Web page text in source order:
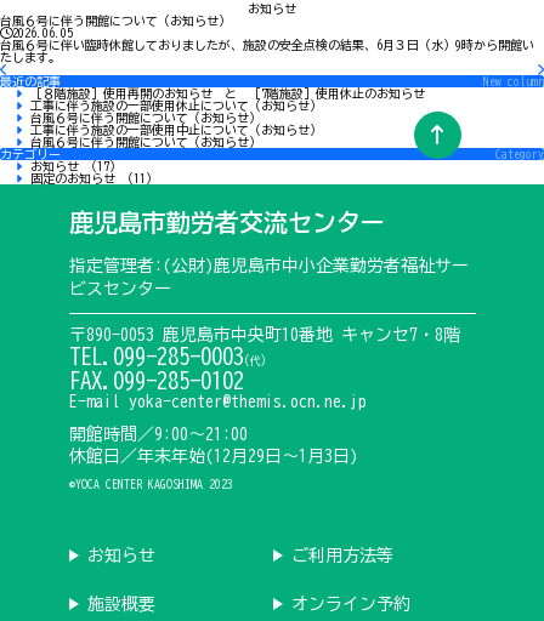
お知らせ
台風６号に伴う開館について（お知らせ）
2026.06.05
台風６号に伴い臨時休館しておりましたが、施設の安全点検の結果、6月３日（水）9時から開館い
たします。
最近の記事
New column
［８階施設］使用再開のお知らせ と ［7階施設］使用休止のお知らせ
工事に伴う施設の一部使用休止について（お知らせ）
台風６号に伴う開館について（お知らせ）
工事に伴う施設の一部使用中止について（お知らせ）
台風６号に伴う開館について（お知らせ）
カテゴリー
Category
お知らせ （17）
固定のお知らせ （11）
鹿児島市勤労者交流センター
指定管理者:(公財)鹿児島市中小企業勤労者福祉サー
ビスセンター
〒890-0053 鹿児島市中央町10番地 キャンセ7・8階
TEL.099-285-0003 (代)
FAX.099-285-0102
E-mail yoka-center@themis.ocn.ne.jp
開館時間／9:00〜21:00
休館日／年末年始(12月29日〜1月3日)
©YOCA CENTER KAGOSHIMA 2023
お知らせ
施設概要
ご利用方法等
オンライン予約